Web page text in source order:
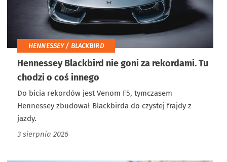
HENNESSEY / BLACKBIRD
Hennessey Blackbird nie goni za rekordami. Tu
chodzi o coś innego
Do bicia rekordów jest Venom F5, tymczasem
Hennessey zbudował Blackbirda do czystej frajdy z
jazdy.
3 sierpnia 2026